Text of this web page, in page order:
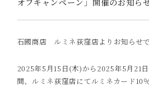
オフキャンペーン」開催のお知ら
石國商店 ルミネ荻窪店よりお知らせで
2025年5月15日(木)から2025年5月21
間、ルミネ荻窪店にてルミネカード10